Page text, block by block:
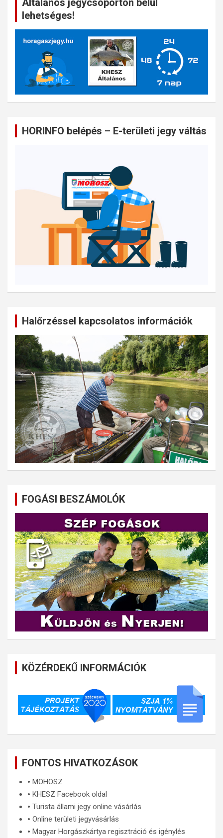
lehetséges!
HORINFO belépés – E-területi jegy váltás
Halőrzéssel kapcsolatos információk
FOGÁSI BESZÁMOLÓK
KÖZÉRDEKŰ INFORMÁCIÓK
FONTOS HIVATKOZÁSOK
🞄 MOHOSZ
🞄 KHESZ Facebook oldal
🞄 Turista állami jegy online vásárlás
🞄 Online területi jegyvásárlás
🞄 Magyar Horgászkártya regisztráció és igénylés